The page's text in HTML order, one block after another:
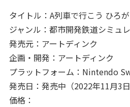
タイトル：A列車で行こう ひろ
ジャンル：都市開発鉄道シミュ
発売元：アートディンク
企画・開発：アートディンク
プラットフォーム：Nintendo
発売日：発売中（2022年11月3日
価格：